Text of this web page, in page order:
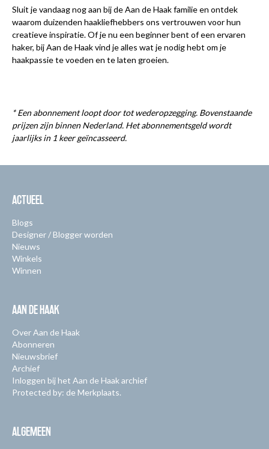
Sluit je vandaag nog aan bij de Aan de Haak familie en ontdek
waarom duizenden haakliefhebbers ons vertrouwen voor hun
creatieve inspiratie. Of je nu een beginner bent of een ervaren
haker, bij Aan de Haak vind je alles wat je nodig hebt om je
haakpassie te voeden en te laten groeien.
* Een abonnement loopt door tot wederopzegging. Bovenstaande
prijzen zijn binnen Nederland. Het abonnementsgeld wordt
jaarlijks in 1 keer geïncasseerd.
ACTUEEL
Blogs
Designer / Blogger worden
Nieuws
Winkels
Winnen
AAN DE HAAK
Over Aan de Haak
Abonneren
Nieuwsbrief
Archief
Inloggen bij het Aan de Haak archief
Protected by: de Merkplaats.
ALGEMEEN